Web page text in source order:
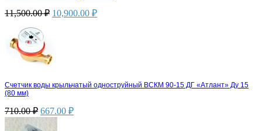
11,500.00₽ 10,900.00 ₽
Счетчик воды крыльчатый одноструйный ВСКМ 90-15 ДГ «Атлант» Ду 15
(80 мм)
710.00₽ 667.00 ₽